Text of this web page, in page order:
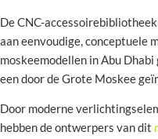
De CNC-
aan eenvoudige, conceptuele
moskeemodellen in Abu
een door de Grote Moskee
Door moderne
hebben de ontwerpers van dit